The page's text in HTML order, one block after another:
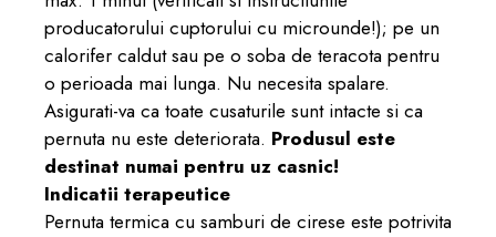
producatorului cuptorului cu microunde!); pe un
calorifer caldut sau pe o soba de teracota pentru
o perioada mai lunga. Nu necesita spalare.
Asigurati-va ca toate cusaturile sunt intacte si ca
pernuta nu este deteriorata. Produsul este
destinat numai pentru uz casnic!
Indicatii terapeutice
Pernuta termica cu samburi de cirese este potrivita